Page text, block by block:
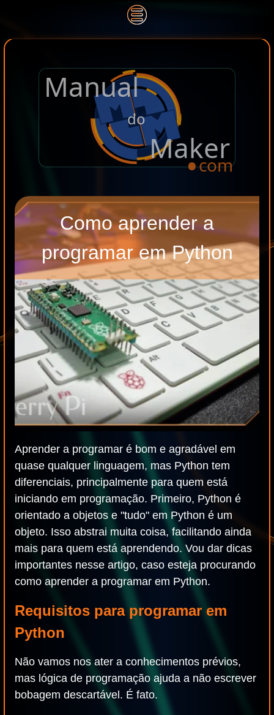
Manual
do
Maker
.com
Como aprender a
programar em Python
Aprender a programar é bom e agradável em
quase qualquer linguagem, mas Python tem
diferenciais, principalmente para quem está
iniciando em programação. Primeiro, Python é
orientado a objetos e "tudo" em Python é um
objeto. Isso abstrai muita coisa, facilitando ainda
mais para quem está aprendendo. Vou dar dicas
importantes nesse artigo, caso esteja procurando
como aprender a programar em Python.
Requisitos para programar em
Python
Não vamos nos ater a conhecimentos prévios,
mas lógica de programação ajuda a não escrever
bobagem descartável. É fato.